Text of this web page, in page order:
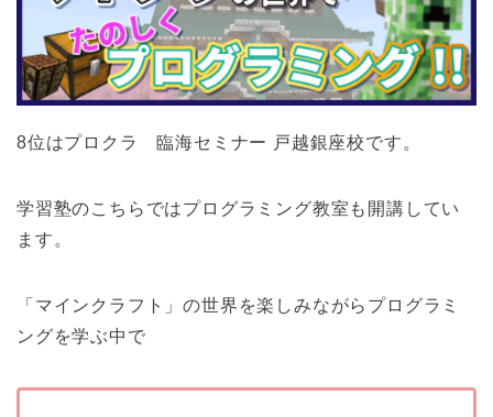
8位はプロクラ 臨海セミナー 戸越銀座校です。
学習塾のこちらではプログラミング教室も開講してい
ます。
「マインクラフト」の世界を楽しみながらプログラミ
ングを学ぶ中で